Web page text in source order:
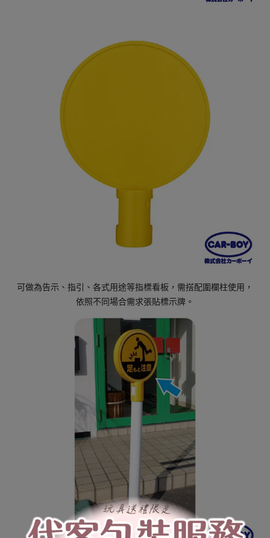
可做為告示、指引、各式用途等指標看板，需搭配圍欄柱使用，
依照不同場合需求張貼標示牌。